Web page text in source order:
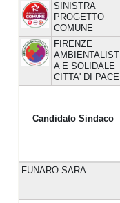
SINISTRA
PROGETTO
COMUNE
FIRENZE
AMBIENTALIST
A E SOLIDALE
CITTA' DI PACE
Candidato Sindaco
FUNARO SARA